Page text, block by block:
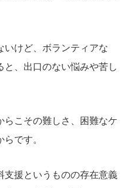
いけど、ボランティアな
と、出口のない悩みや苦し
らこその難しさ、困難なケ
です。
支援というものの存在意義